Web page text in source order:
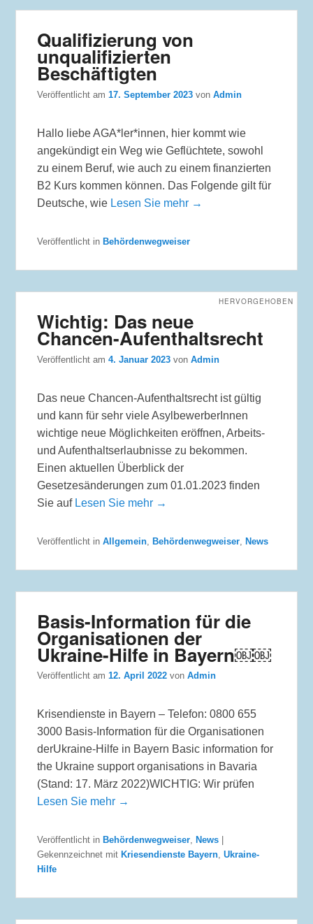
Qualifizierung von
unqualifizierten
Beschäftigten
Veröffentlicht am17. September 2023 vonAdmin
Hallo liebe AGA*ler*innen, hier kommt wie
angekündigt ein Weg wie Geflüchtete, sowohl
zu einem Beruf, wie auch zu einem finanzierten
B2 Kurs kommen können. Das Folgende gilt für
Deutsche, wie Lesen Sie mehr →
Veröffentlicht in Behördenwegweiser
Wichtig: Das neue
Chancen-Aufenthaltsrecht
HERVORGEHOBEN
Veröffentlicht am4. Januar 2023 vonAdmin
Das neue Chancen-Aufenthaltsrecht ist gültig
und kann für sehr viele AsylbewerberInnen
wichtige neue Möglichkeiten eröffnen, Arbeits-
und Aufenthaltserlaubnisse zu bekommen.
Einen aktuellen Überblick der
Gesetzesänderungen zum 01.01.2023 finden
Sie auf Lesen Sie mehr →
Veröffentlicht in Allgemein ,Behördenwegweiser ,News
Basis-Information für die
Organisationen der
Ukraine-Hilfe in Bayern￼￼
Veröffentlicht am12. April 2022 vonAdmin
Krisendienste in Bayern – Telefon: 0800 655
3000 Basis-Information für die Organisationen
derUkraine-Hilfe in Bayern Basic information for
the Ukraine support organisations in Bavaria
(Stand: 17. März 2022)WICHTIG: Wir prüfen
Lesen Sie mehr →
Veröffentlicht in Behördenwegweiser, News
Gekennzeichnet mit Kriesendienste Bayern,Ukraine-
Hilfe